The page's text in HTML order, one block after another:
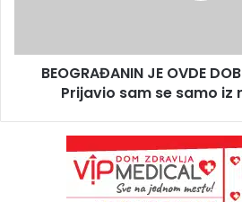
BEOGRAĐANIN JE OVDE
Prijavio sam se samo